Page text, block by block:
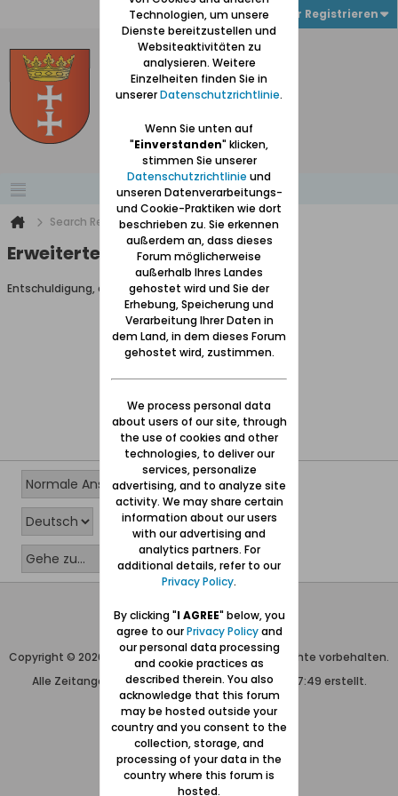
Anmelden oder Registrieren
Search Result
Erweiterte Suche
Entschuldigung, du darfst diese Seite nicht aufrufen.
Wolfgang Naujocks MMXXVI
Powered byvBulletin®
Copyright © 2026 MH Sub I, LLC dba vBulletin. Alle Rechte vorbehalten.
Alle Zeitangaben in WEZ+1. Die Seite wurde um 07:49 erstellt.
Technologien, um unsere
Dienste bereitzustellen und
Websiteaktivitäten zu
analysieren. Weitere
Einzelheiten finden Sie in
unsererDatenschutzrichtlinie.
Wenn Sie unten auf
"Einverstanden" klicken,
stimmen Sie unserer
Datenschutzrichtlinie und
unseren Datenverarbeitungs-
und Cookie-Praktiken wie dort
beschrieben zu. Sie erkennen
außerdem an, dass dieses
Forum möglicherweise
außerhalb Ihres Landes
gehostet wird und Sie der
Erhebung, Speicherung und
Verarbeitung Ihrer Daten in
dem Land, in dem dieses Forum
gehostet wird, zustimmen.
We process personal data
about users of our site, through
the use of cookies and other
technologies, to deliver our
services, personalize
advertising, and to analyze site
activity. We may share certain
information about our users
with our advertising and
analytics partners. For
additional details, refer to our
Privacy Policy.
By clicking "I AGREE" below, you
agree to ourPrivacy Policyand
our personal data processing
and cookie practices as
described therein. You also
acknowledge that this forum
may be hosted outside your
country and you consent to the
collection, storage, and
processing of your data in the
country where this forum is
hosted.